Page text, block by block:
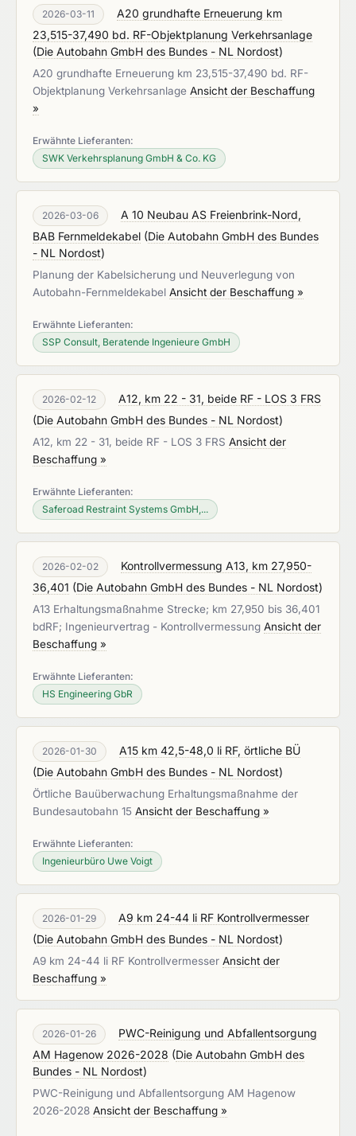
2026-03-11
A20 grundhafte Erneuerung km
23,515-37,490 bd. RF-Objektplanung Verkehrsanlage
(Die Autobahn GmbH des Bundes - NL Nordost)
A20 grundhafte Erneuerung km 23,515-37,490 bd. RF-
Objektplanung Verkehrsanlage Ansicht der Beschaffung
»
Erwähnte Lieferanten:
SWK Verkehrsplanung GmbH & Co. KG
2026-03-06
A 10 Neubau AS Freienbrink-Nord,
BAB Fernmeldekabel (Die Autobahn GmbH des Bundes
- NL Nordost)
Planung der Kabelsicherung und Neuverlegung von
Autobahn-Fernmeldekabel Ansicht der Beschaffung »
Erwähnte Lieferanten:
SSP Consult, Beratende Ingenieure GmbH
2026-02-12
A12, km 22 - 31, beide RF - LOS 3 FRS
(Die Autobahn GmbH des Bundes - NL Nordost)
A12, km 22 - 31, beide RF - LOS 3 FRS Ansicht der
Beschaffung »
Erwähnte Lieferanten:
Saferoad Restraint Systems GmbH,...
2026-02-02
Kontrollvermessung A13, km 27,950-
36,401 (Die Autobahn GmbH des Bundes - NL Nordost)
A13 Erhaltungsmaßnahme Strecke; km 27,950 bis 36,401
bdRF; Ingenieurvertrag - Kontrollvermessung Ansicht der
Beschaffung »
Erwähnte Lieferanten:
HS Engineering GbR
2026-01-30
A15 km 42,5-48,0 li RF, örtliche BÜ
(Die Autobahn GmbH des Bundes - NL Nordost)
Örtliche Bauüberwachung Erhaltungsmaßnahme der
Bundesautobahn 15 Ansicht der Beschaffung »
Erwähnte Lieferanten:
Ingenieurbüro Uwe Voigt
2026-01-29
A9 km 24-44 li RF Kontrollvermesser
(Die Autobahn GmbH des Bundes - NL Nordost)
A9 km 24-44 li RF Kontrollvermesser Ansicht der
Beschaffung »
2026-01-26
PWC-Reinigung und Abfallentsorgung
AM Hagenow 2026-2028 (Die Autobahn GmbH des
Bundes - NL Nordost)
PWC-Reinigung und Abfallentsorgung AM Hagenow
2026-2028 Ansicht der Beschaffung »